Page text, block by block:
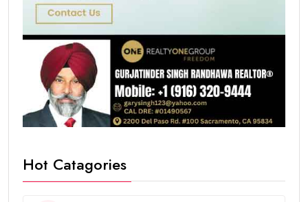
Hot Catagories